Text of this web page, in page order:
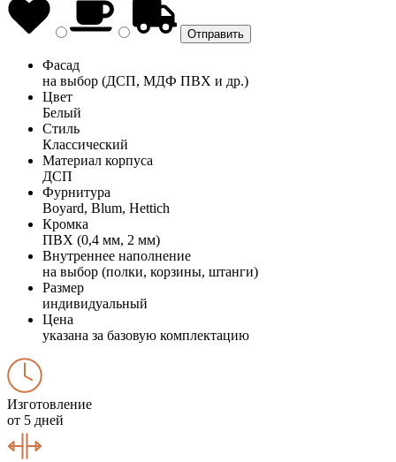
Фасад
на выбор (ДСП, МДФ ПВХ и др.)
Цвет
Белый
Стиль
Классический
Материал корпуса
ДСП
Фурнитура
Boyard, Blum, Hettich
Кромка
ПВХ (0,4 мм, 2 мм)
Внутреннее наполнение
на выбор (полки, корзины, штанги)
Размер
индивидуальный
Цена
указана за базовую комплектацию
Изготовление
от 5 дней